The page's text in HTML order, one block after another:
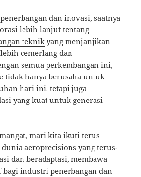
dan inovasi, saatnya
lebih lanjut tentang
teknik yang menjanjikan
cemerlang dan
semua perkembangan ini,
tidak hanya berusaha untuk
hari ini, tetapi juga
yang kuat untuk generasi
mari kita ikuti terus
duniaaeroprecisions yang terus-
dan beradaptasi, membawa
industri penerbangan dan